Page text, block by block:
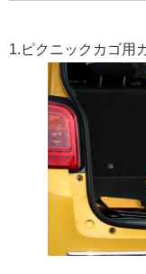
1.ピクニックカゴ用